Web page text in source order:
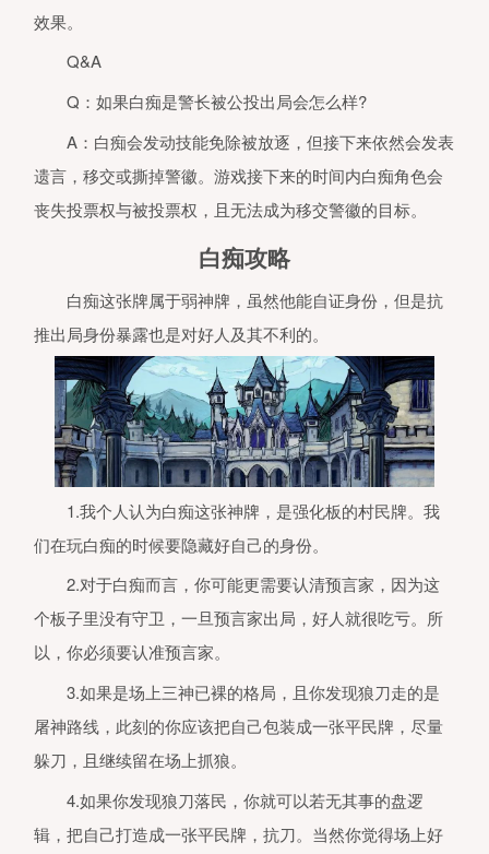
效果。
Q&A
Q：如果白痴是警长被公投出局会怎么样?
A：白痴会发动技能免除被放逐，但接下来依然会发表
遗言，移交或撕掉警徽。游戏接下来的时间内白痴角色会
丧失投票权与被投票权，且无法成为移交警徽的目标。
白痴攻略
白痴这张牌属于弱神牌，虽然他能自证身份，但是抗
推出局身份暴露也是对好人及其不利的。
1.我个人认为白痴这张神牌，是强化板的村民牌。我
们在玩白痴的时候要隐藏好自己的身份。
2.对于白痴而言，你可能更需要认清预言家，因为这
个板子里没有守卫，一旦预言家出局，好人就很吃亏。所
以，你必须要认准预言家。
3.如果是场上三神已裸的格局，且你发现狼刀走的是
屠神路线，此刻的你应该把自己包装成一张平民牌，尽量
躲刀，且继续留在场上抓狼。
4.如果你发现狼刀落民，你就可以若无其事的盘逻
辑，把自己打造成一张平民牌，抗刀。当然你觉得场上好
用软件产品。我们鼓励家长根据未
人的实际情况管理其行为，家长可
注“网易家长关爱平台”微信公众号
（https://jiazhang.gm.163.com/convoy/
查看具体指引。
2、本产品以具有近维多利亚时代特